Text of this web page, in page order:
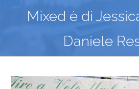
Mixed è di
Daniele
Ingrandisci